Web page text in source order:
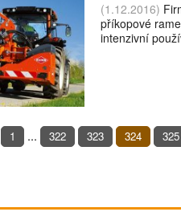
(1.12.2016)
příkopové
intenzivní
1 ... 322 323 324 325